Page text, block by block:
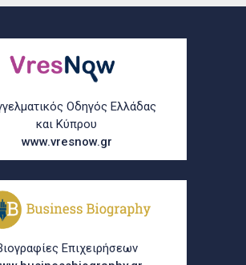
Οδηγός Ελλάδας
και Κύπρου
www.vresnow.gr
Επιχειρήσεων